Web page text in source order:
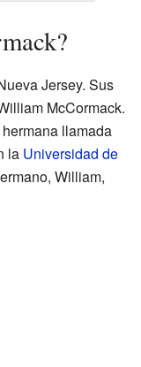
Jersey. Sus
McCormack.
llamada
la Universidad de
William,